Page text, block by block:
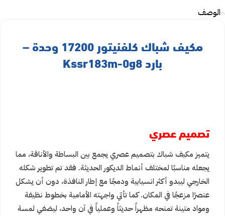
الوصف
مكيف شباك كلفنيتور 17200 وحدة –
بارد Kssr183m-0g8
تصميم عصري
يتميز مكيف شباك بتصميم عصري يجمع بين البساطة والأناقة، مما
يجعله مناسبًا لمختلف أنماط الديكور الحديثة. فقد تم تطوير شكله
الخارجي ليبدو أكثر انسيابية ودمجًا مع إطار النافذة، دون أن يشكل
عنصرًا مزعجًا في المكان. كما تأتي واجهته الأمامية بخطوط نظيفة
ومواد متينة تمنحه مظهراً حديثاً وعملياً في آن واحد، ليضفي لمسة